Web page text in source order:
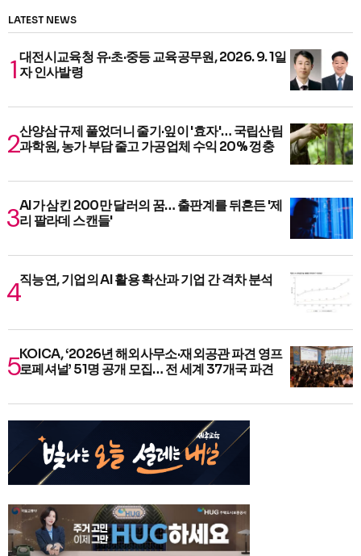
LATEST NEWS
대전시교육청 유·초·중등 교육공무원, 2026. 9. 1일
자 인사발령
산양삼 규제 풀었더니 줄기·잎이 '효자'… 국립산림
과학원, 농가 부담 줄고 가공업체 수익 20% 껑충
AI가 삼킨 200만 달러의 꿈… 출판계를 뒤흔든 '제
리 팔라데 스캔들'
직능연, 기업의 AI 활용 확산과 기업 간 격차 분석
KOICA, ‘2026년 해외사무소·재외공관 파견 영프
로페셔널’ 51명 공개 모집… 전 세계 37개국 파견